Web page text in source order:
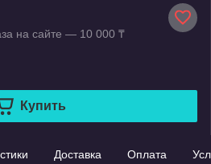
на сайте — 10 000 ₸
Купить
Доставка Оплата